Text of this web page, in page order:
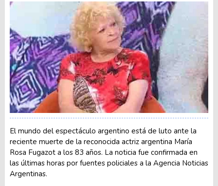
El mundo del espectáculo argentino está de luto ante la
reciente muerte de la reconocida actriz argentina María
Rosa Fugazot a los 83 años. La noticia fue confirmada en
las últimas horas por fuentes policiales a la Agencia Noticias
Argentinas.